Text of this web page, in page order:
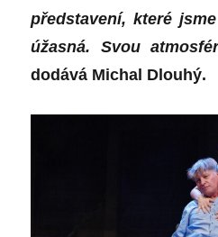
představení, které
úžasná. Svou
dodává Michal Dlouhý.